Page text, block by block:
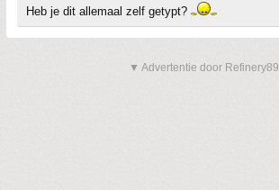
Heb je dit allemaal zelf getypt?
▼ Advertentie door Refinery89